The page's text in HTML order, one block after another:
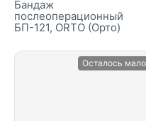
Бандаж
послеоперационный
БП-121, ORTO (Орто)
Осталось мало